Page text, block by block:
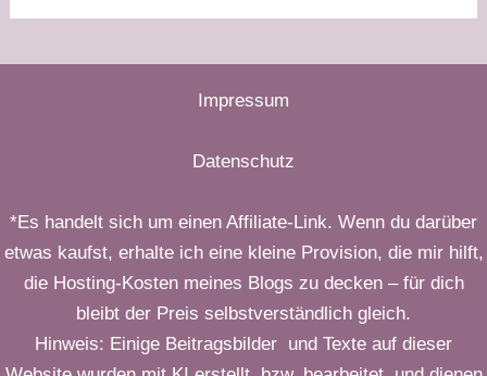
Impressum
Datenschutz
*Es handelt sich um einen Affiliate-Link. Wenn du darüber
etwas kaufst, erhalte ich eine kleine Provision, die mir hilft,
die Hosting-Kosten meines Blogs zu decken – für dich
bleibt der Preis selbstverständlich gleich.
Hinweis: Einige Beitragsbilder und Texte auf dieser